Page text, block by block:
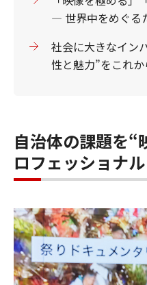
― 世界中をめぐる
社会に大きなイン
性と魅力”をこれ
自治体の課題を“
ロフェッショナル